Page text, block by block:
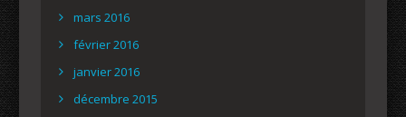
mars 2016
février 2016
janvier 2016
décembre 2015